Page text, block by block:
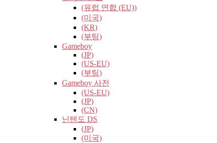
(유럽​​ 연합 (EU))
(미국)
(KR)
(부팅)
Gameboy
(JP)
(US-EU)
(부팅)
Gameboy 사전
(US-EU)
(JP)
(CN)
닌텐도 DS
(JP)
(미국)